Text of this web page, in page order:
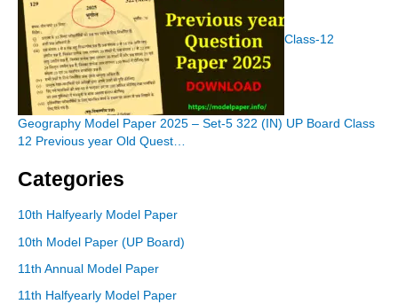
Class-12
Geography Model Paper 2025 – Set-5 322 (IN) UP Board Class
12 Previous year Old Quest…
Categories
10th Halfyearly Model Paper
10th Model Paper (UP Board)
11th Annual Model Paper
11th Halfyearly Model Paper